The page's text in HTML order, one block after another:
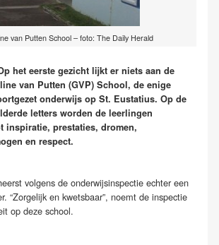
van Putten School – foto: The Daily Herald
het eerste gezicht lijkt er niets aan de
van Putten (GVP) School, de enige
onderwijs op St. Eustatius. Op de
letters worden de leerlingen
inspiratie, prestaties, dromen,
en respect.
volgens de onderwijsinspectie echter een
“Zorgelijk en kwetsbaar”, noemt de inspectie
op deze school.